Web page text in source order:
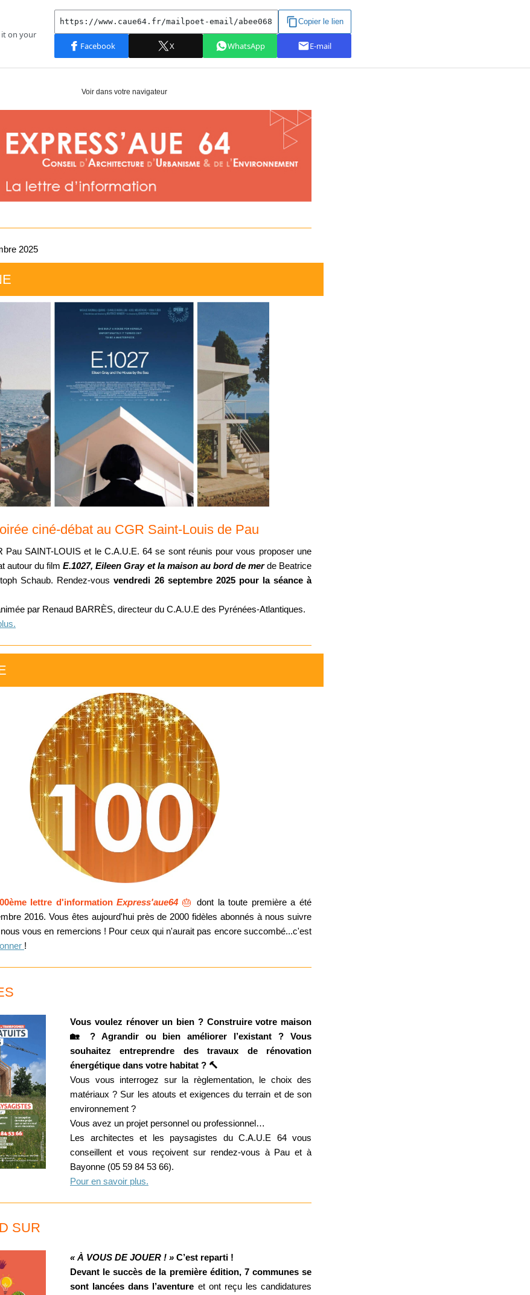
Voir dans votre navigateur
2025
ciné-débat au CGR Saint-Louis de Pau
Pau SAINT-LOUIS et le C.A.U.E. 64 se sont réunis pour vous proposer une
autour du filmE.1027, Eileen Gray et la maison au bord de merde Beatrice
Schaub. Rendez-vousvendredi 26 septembre 2025 pour la séance à
par Renaud BARRÈS, directeur du C.A.U.E des Pyrénées-Atlantiques.
lettre d'informationExpress'aue64🎂 dont la toute première a été
2016. Vous êtes aujourd'hui près de 2000 fidèles abonnés à nous suivre
vous en remercions ! Pour ceux qui n'aurait pas encore succombé...c'est
!
Vous voulez rénover un bien ? Construire votre maison
🏡 ? Agrandir ou bien améliorer l’existant ? Vous
souhaitez entreprendre des travaux de rénovation
énergétique dans votre habitat ? 🔨
Vous vous interrogez sur la règlementation, le choix des
matériaux ? Sur les atouts et exigences du terrain et de son
environnement ?
Vous avez un projet personnel ou professionnel…
Les architectes et les paysagistes du C.A.U.E 64 vous
conseillent et vous reçoivent sur rendez-vous à Pau et à
Bayonne (05 59 84 53 66).
Pour en savoir plus.
SUR
« À VOUS DE JOUER ! » C’est reparti !
Devant le succès de la première édition, 7 communes se
sont lancées dans l’aventure et ont reçu les candidatures